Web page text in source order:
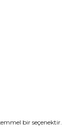
bir seçenektir.